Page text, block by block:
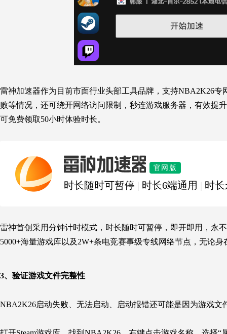
雷神加速器作为目前市面行业头部工具品牌，支持NBA2K26
败等情况，还可绕开网络访问限制，秒连游戏服务器，有效提
可免费领取50小时体验时长。
雷神加速器 官网版
时长随时可暂停 时长6端通用 时
雷神首创采用分钟计时模式，时长随时可暂停，即开即用，永
5000+海量游戏库以及2W+条电竞赛事级专线网络节点，无论
3、 验证游戏文件完整性
NBA2K26启动失败、无法启动、启动报错还可能是因为游戏